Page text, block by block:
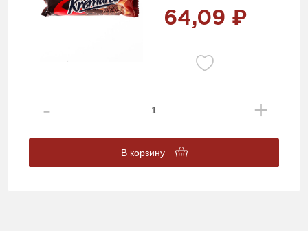
64,09 ₽
В корзину